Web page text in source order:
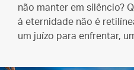
não manter em silêncio?
à eternidade não é
um juízo para enfrentar,